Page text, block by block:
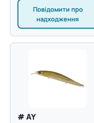
Повідомити про
надходження
# AY